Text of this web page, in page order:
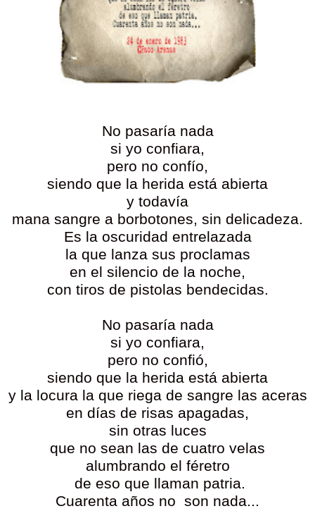
No pasaría nada
si yo confiara,
pero no confío,
siendo que la herida está abierta
y todavía
mana sangre a borbotones, sin delicadeza.
Es la oscuridad entrelazada
la que lanza sus proclamas
en el silencio de la noche,
con tiros de pistolas bendecidas.
No pasaría nada
si yo confiara,
pero no confió,
siendo que la herida está abierta
y la locura la que riega de sangre las aceras
en días de risas apagadas,
sin otras luces
que no sean las de cuatro velas
alumbrando el féretro
de eso que llaman patria.
Cuarenta años no son nada...